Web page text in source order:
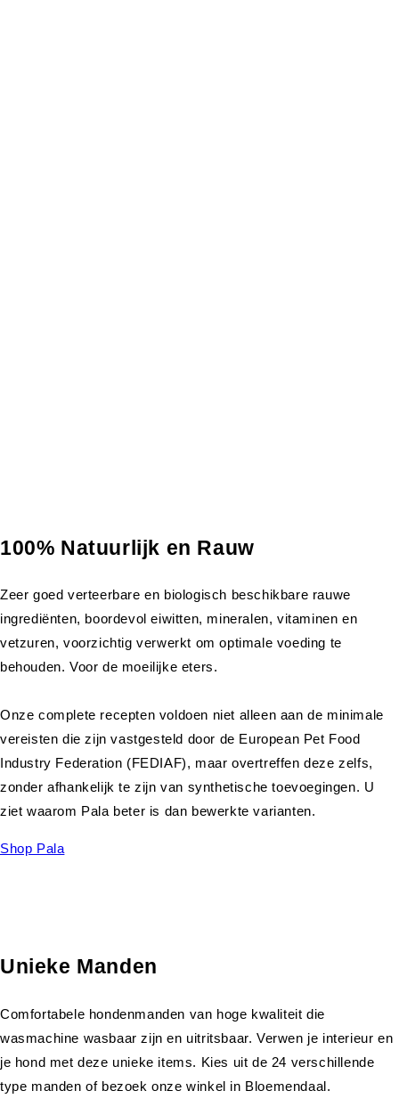
100% Natuurlijk en Rauw
Zeer goed verteerbare en biologisch beschikbare rauwe
ingrediënten, boordevol eiwitten, mineralen, vitaminen en
vetzuren, voorzichtig verwerkt om optimale voeding te
behouden. Voor de moeilijke eters.
Onze complete recepten voldoen niet alleen aan de minimale
vereisten die zijn vastgesteld door de European Pet Food
Industry Federation (FEDIAF), maar overtreffen deze zelfs,
zonder afhankelijk te zijn van synthetische toevoegingen. U
ziet waarom Pala beter is dan bewerkte varianten.
Shop Pala
Unieke Manden
Comfortabele hondenmanden van hoge kwaliteit die
wasmachine wasbaar zijn en uitritsbaar. Verwen je interieur en
je hond met deze unieke items. Kies uit de 24 verschillende
type manden of bezoek onze winkel in Bloemendaal.